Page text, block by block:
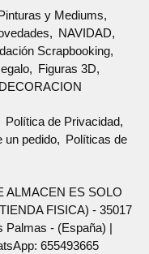
y Mediums
NAVIDAD
Scrapbooking
Figuras 3D
Política de Privacidad
un pedido
Políticas de
ALMACEN ES SOLO
FISICA) - 35017
Palmas - (España) |
655493665